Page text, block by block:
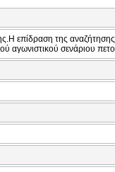
επίδραση της
αγωνιστικού σενάριου